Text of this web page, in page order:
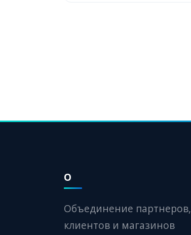
О
Объединение партнеров,
клиентов и магазинов